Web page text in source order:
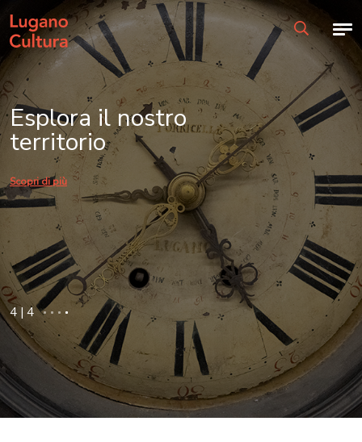
Home page
Ricerca
Lugano Patrimonio culturale – Homepage
Esplora il nostro
territorio
Scopri di più
4 | 4